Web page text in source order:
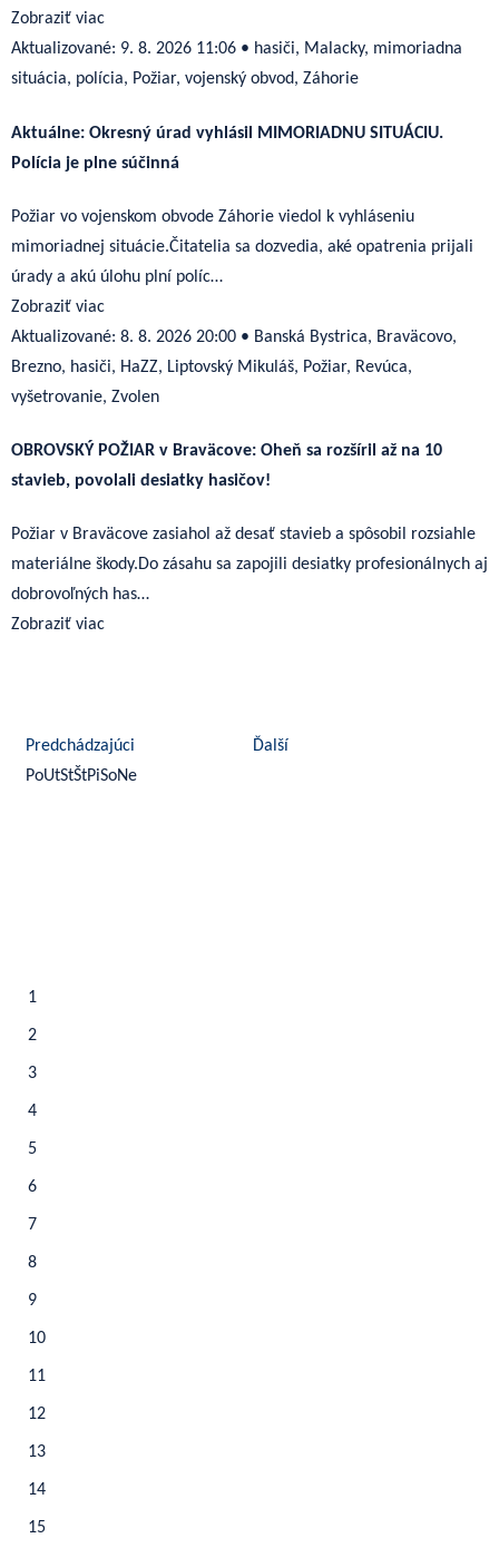
Zobraziť viac
Aktualizované: 9. 8. 2026 11:06 • hasiči, Malacky, mimoriadna
situácia, polícia, Požiar, vojenský obvod, Záhorie
Aktuálne: Okresný úrad vyhlásil MIMORIADNU SITUÁCIU.
Polícia je plne súčinná
Požiar vo vojenskom obvode Záhorie viedol k vyhláseniu
mimoriadnej situácie.Čitatelia sa dozvedia, aké opatrenia prijali
úrady a akú úlohu plní políc…
Zobraziť viac
Aktualizované: 8. 8. 2026 20:00 • Banská Bystrica, Braväcovo,
Brezno, hasiči, HaZZ, Liptovský Mikuláš, Požiar, Revúca,
vyšetrovanie, Zvolen
OBROVSKÝ POŽIAR v Braväcove: Oheň sa rozšíril až na 10
stavieb, povolali desiatky hasičov!
Požiar v Braväcove zasiahol až desať stavieb a spôsobil rozsiahle
materiálne škody.Do zásahu sa zapojili desiatky profesionálnych aj
dobrovoľných has…
Zobraziť viac
Predchádzajúci
Ďalší
PoUtStŠtPiSoNe
1
2
3
4
5
6
7
8
9
10
11
12
13
14
15